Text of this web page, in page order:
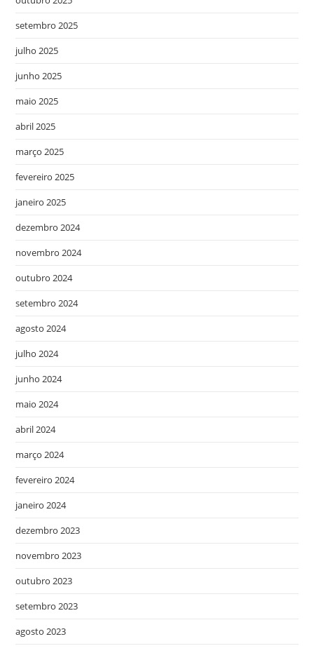
setembro 2025
julho 2025
junho 2025
maio 2025
abril 2025
março 2025
fevereiro 2025
janeiro 2025
dezembro 2024
novembro 2024
outubro 2024
setembro 2024
agosto 2024
julho 2024
junho 2024
maio 2024
abril 2024
março 2024
fevereiro 2024
janeiro 2024
dezembro 2023
novembro 2023
outubro 2023
setembro 2023
agosto 2023